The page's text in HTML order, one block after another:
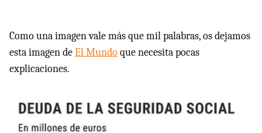
Como una imagen vale más que mil palabras, os dejamos
esta imagen deEl Mundoque necesita pocas
explicaciones.